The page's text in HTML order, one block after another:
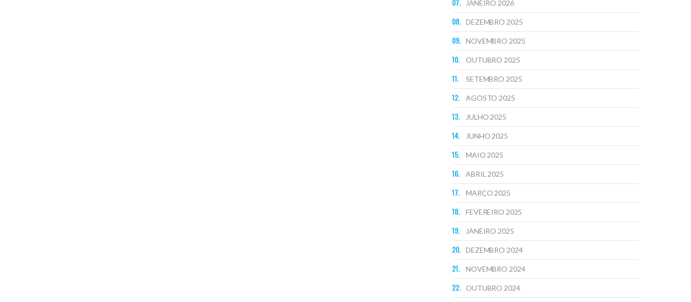
JANEIRO 2026
DEZEMBRO 2025
NOVEMBRO 2025
OUTUBRO 2025
SETEMBRO 2025
AGOSTO 2025
JULHO 2025
JUNHO 2025
MAIO 2025
ABRIL 2025
MARÇO 2025
FEVEREIRO 2025
JANEIRO 2025
DEZEMBRO 2024
NOVEMBRO 2024
OUTUBRO 2024